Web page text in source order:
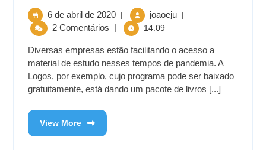
6 de abril de 2020 | joaoeju |
2 Comentários | 14:09
Diversas empresas estão facilitando o acesso a
material de estudo nesses tempos de pandemia. A
Logos, por exemplo, cujo programa pode ser baixado
gratuitamente, está dando um pacote de livros [...]
View More